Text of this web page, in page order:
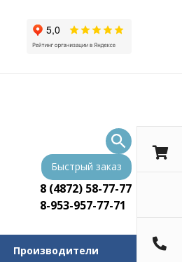
Быстрый заказ
8 (4872) 58-77-77
8-953-957-77-71
Производители